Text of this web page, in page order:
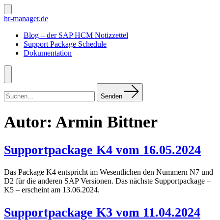
Zum
Inhalt
Suche
ein-/ausblenden
hr-manager.de
Blog – der SAP HCM Notizzettel
Support Package Schedule
Dokumentation
Menü
nach:
Senden
Autor: Armin Bittner
Supportpackage K4 vom 16.05.2024
Das Package K4 entspricht im Wesentlichen den Nummern N7 und
D2 für die anderen SAP Versionen. Das nächste Supportpackage –
K5 – erscheint am 13.06.2024.
Supportpackage K3 vom 11.04.2024